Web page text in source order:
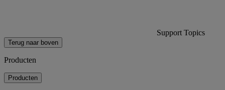
Support Topics
Terug naar boven
Producten
Producten